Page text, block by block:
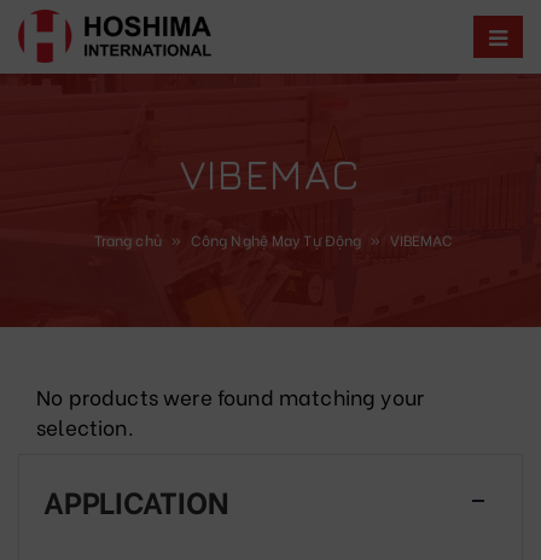
VIBEMAC
Trang chủ » Công Nghệ May Tự Động » VIBEMAC
No products were found matching your
selection.
APPLICATION